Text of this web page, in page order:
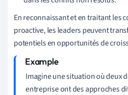
En reconnaissant et en traitant les
proactive, les leaders peuvent
potentiels en opportunités de
Imagine une situation où deux
entreprise ont des approches